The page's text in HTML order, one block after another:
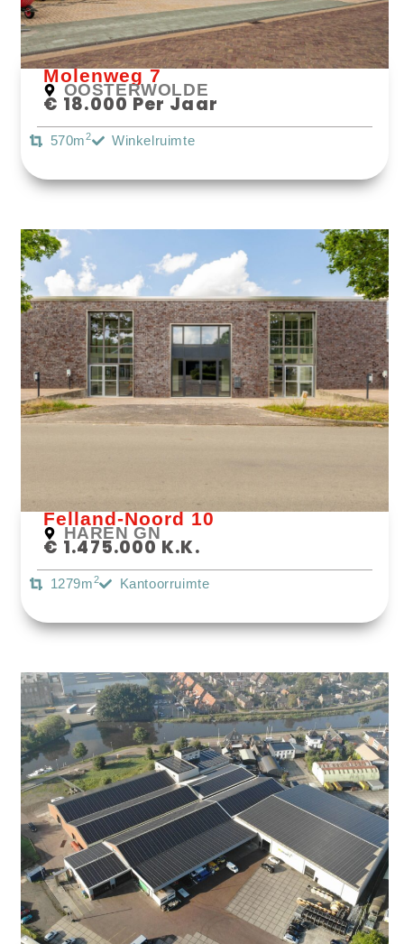
Molenweg 7
OOSTERWOLDE
€ 18.000 Per Jaar
570m2 Winkelruimte
Bekijk Object
Felland-Noord 10
HAREN GN
€ 1.475.000 K.k.
1279m2 Kantoorruimte
Bekijk Object